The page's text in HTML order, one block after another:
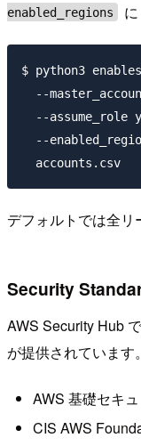
enabled_regions
$ python3
--
--assume_role
--
デフォルトでは全リ
Security
AWS Security Hub
が提供されています。
AWS 基礎セキ
CIS AWS